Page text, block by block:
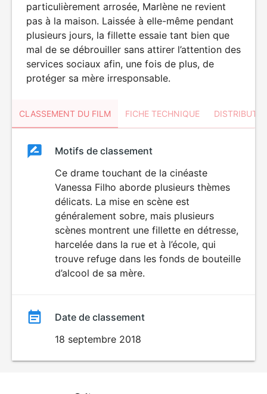
particulièrement arrosée, Marlène ne revient
pas à la maison. Laissée à elle-même pendant
plusieurs jours, la fillette essaie tant bien que
mal de se débrouiller sans attirer l’attention des
services sociaux afin, une fois de plus, de
protéger sa mère irresponsable.
CLASSEMENT DU FILM FICHE TECHNIQUE
ClassementClassement
Motifs de classement
Ce drame touchant de la cinéaste
Vanessa Filho aborde plusieurs thèmes
délicats. La mise en scène est
généralement sobre, mais plusieurs
scènes montrent une fillette en détresse,
harcelée dans la rue et à l’école, qui
trouve refuge dans les fonds de bouteille
d’alcool de sa mère.
Date de classement
18 septembre 2018